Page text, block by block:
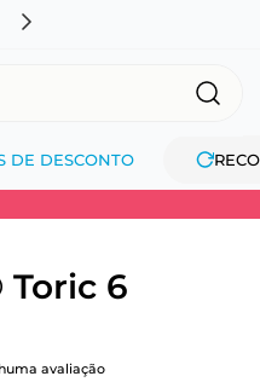
CADASTRE-SE
DE DESCONTO
6
avaliação